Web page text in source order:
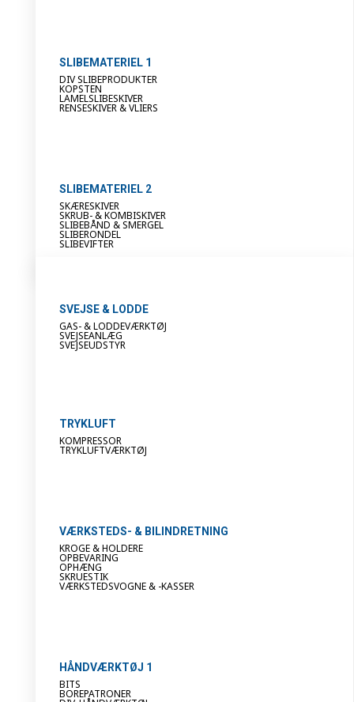
SLIBEMATERIEL 1
DIV SLIBEPRODUKTER
KOPSTEN
LAMELSLIBESKIVER
RENSESKIVER & VLIERS
SLIBEMATERIEL 2
SKÆRESKIVER
SKRUB- & KOMBISKIVER
SLIBEBÅND & SMERGEL
SLIBERONDEL
SLIBEVIFTER
SVEJSE & LODDE
GAS- & LODDEVÆRKTØJ
SVEJSEANLÆG
SVEJSEUDSTYR
TRYKLUFT
KOMPRESSOR
TRYKLUFTVÆRKTØJ
VÆRKSTEDS- & BILINDRETNING
KROGE & HOLDERE
OPBEVARING
OPHÆNG
SKRUESTIK
VÆRKSTEDSVOGNE & -KASSER
HÅNDVÆRKTØJ 1
BITS
BOREPATRONER